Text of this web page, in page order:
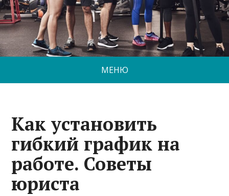
МЕНЮ
Как установить
гибкий график на
работе. Советы
юриста